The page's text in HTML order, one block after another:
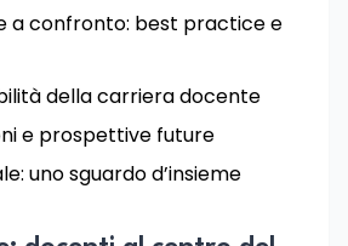
a confronto: best practice e
della carriera docente
e prospettive future
uno sguardo d’insieme